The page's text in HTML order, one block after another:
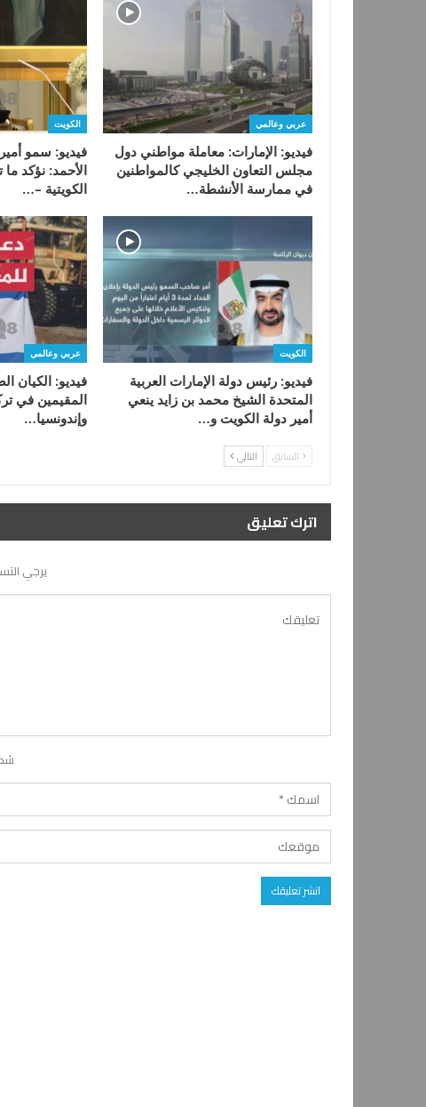
عربي وعالمي
فيديو: الإمارات: معاملة مواطني دول
مجلس التعاون الخليجي كالمواطنين
في ممارسة الأنشطة…
الكويت
فيديو: سمو
الأحمد: نؤكد ما
الكويتية –…
الكويت
فيديو: رئيس دولة الإمارات العربية
المتحدة الشيخ محمد بن زايد ينعي
أمير دولة الكويت و…
عربي وعالمي
فيديو: الكيان
المقيمين في
وإندونسيا…
السابق التالي
اترك تعليق
يرجي